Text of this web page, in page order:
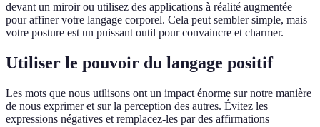
devant un miroir ou utilisez des applications à réalité augmentée
pour affiner votre langage corporel. Cela peut sembler simple, mais
votre posture est un puissant outil pour convaincre et charmer.
Utiliser le pouvoir du langage positif
Les mots que nous utilisons ont un impact énorme sur notre manière
de nous exprimer et sur la perception des autres. Évitez les
expressions négatives et remplacez-les par des affirmations